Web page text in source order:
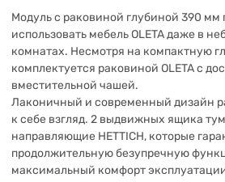
Модуль с раковиной глубиной 390 мм
использовать мебель OLETA даже в
комнатах. Несмотря на компактную
комплектуется раковиной OLETA с
вместительной чашей.
Лаконичный и современный дизайн
к себе взгляд. 2 выдвижных ящика
направляющие HETTICH, которые
продолжительную безупречную
максимальный комфорт